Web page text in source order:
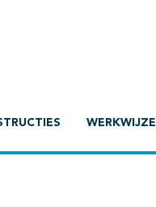
WERKWIJZE